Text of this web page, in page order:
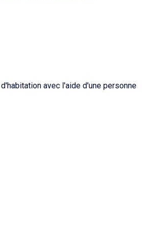
avec l'aide d'une personne